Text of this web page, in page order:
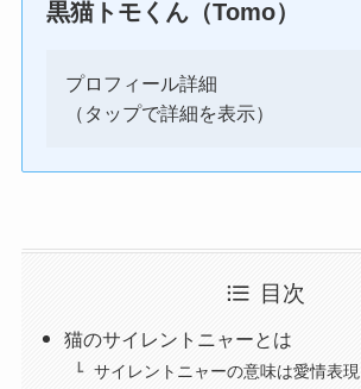
黒猫トモくん（Tomo）
プロフィール詳細
（タップで詳細を表示）
目次
猫のサイレントニャーとは
サイレントニャーの意味は愛情表現